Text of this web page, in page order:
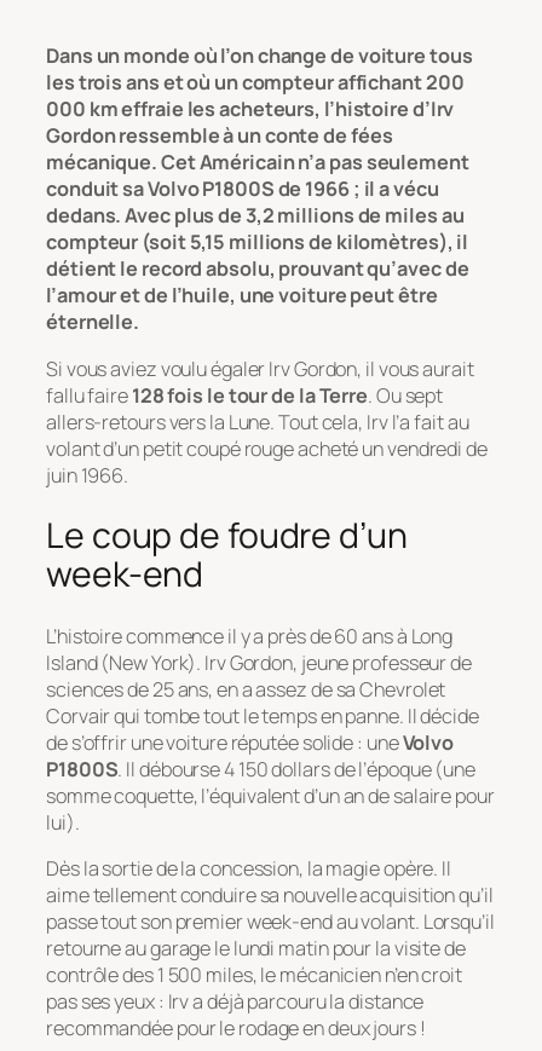
Dans un monde où l’on change de voiture tous
les trois ans et où un compteur affichant 200
000 km effraie les acheteurs, l’histoire d’Irv
Gordon ressemble à un conte de fées
mécanique. Cet Américain n’a pas seulement
conduit sa Volvo P1800S de 1966 ; il a vécu
dedans. Avec plus de 3,2 millions de miles au
compteur (soit 5,15 millions de kilomètres), il
détient le record absolu, prouvant qu’avec de
l’amour et de l’huile, une voiture peut être
éternelle.
Si vous aviez voulu égaler Irv Gordon, il vous aurait
fallu faire128 fois le tour de la Terre. Ou sept
allers-retours vers la Lune. Tout cela, Irv l’a fait au
volant d’un petit coupé rouge acheté un vendredi de
juin 1966.
Le coup de foudre d’un
week-end
L’histoire commence il y a près de 60 ans à Long
Island (New York). Irv Gordon, jeune professeur de
sciences de 25 ans, en a assez de sa Chevrolet
Corvair qui tombe tout le temps en panne. Il décide
de s’offrir une voiture réputée solide : uneVolvo
P1800S. Il débourse 4 150 dollars de l’époque (une
somme coquette, l’équivalent d’un an de salaire pour
lui).
Dès la sortie de la concession, la magie opère. Il
aime tellement conduire sa nouvelle acquisition qu’il
passe tout son premier week-end au volant. Lorsqu’il
retourne au garage le lundi matin pour la visite de
contrôle des 1 500 miles, le mécanicien n’en croit
pas ses yeux : Irv a déjà parcouru la distance
recommandée pour le rodage en deux jours !